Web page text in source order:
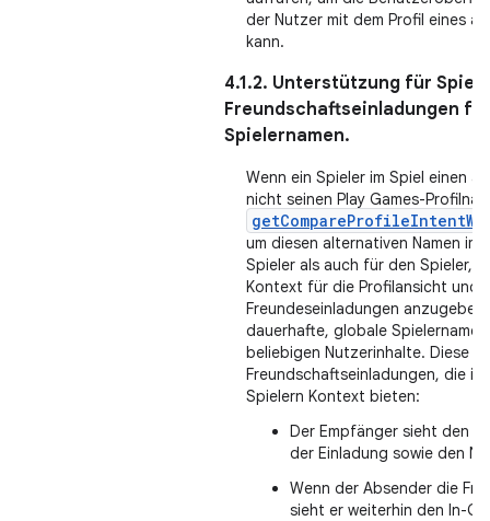
der Nutzer mit dem Profil eines
kann.
4.1.2. Unterstützung für
Freundschaftseinladungen
Spielernamen.
Wenn ein Spieler im Spiel einen
nicht seinen Play Games-
um diesen alternativen Namen
Spieler als auch für den Spieler,
Kontext für die Profilansicht und
Freundeseinladungen
dauerhafte, globale
beliebigen Nutzerinhalte. Diese
Freundschaftseinladungen, die
Spielern Kontext bieten:
Der Empfänger sieht den
der Einladung sowie den
Wenn der Absender die
sieht er weiterhin den In-